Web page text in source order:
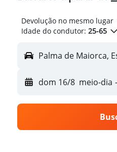
Devolução no mesmo lugar
Idade do condutor: 25-65
Palma de Maiorca,
dom 16/8 meio-dia -